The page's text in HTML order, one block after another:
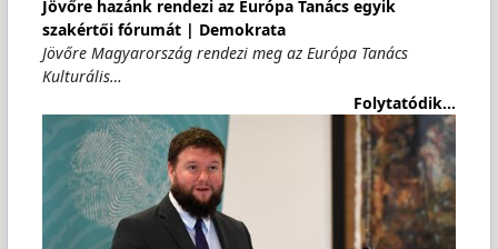
Jövőre hazánk rendezi az Európa Tanács egyik
szakértői fórumát | Demokrata
Jövőre Magyarország rendezi meg az Európa Tanács
Kulturális…
Folytatódik...